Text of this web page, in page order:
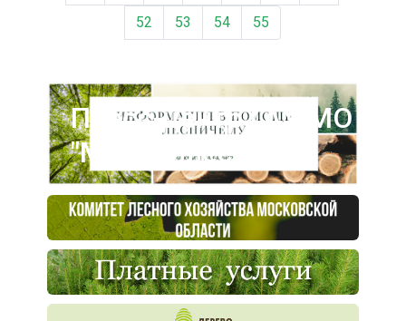
52
53 54 55
Пресс-центр ГАУ МО
"Мособллес"